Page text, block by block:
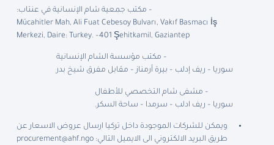
– مكتب جمعية شام الإنسانية في عنتاب:
Mücahitler Mah, Ali Fuat Cebesoy Bulvarı, Vakıf Basmacı İş
Merkezi, Daire: Turkey. –401 Şehitkamil, Gaziantep
– مكتب مؤسسة الشام الإنسانية
سوريا – ريف إدلب – بيرة أرمناز – مقابل مفرق شيخ بدر
– مشفى شام التخصصي للأطفال
سوريا – ريف ادلب – سرمدا – ساحة السكر.
ويمكن للشركات الموجودة داخل تركيا ارسال عروض الاسعار عن
طريق البريد الالكتروني الى الايميل التالي:procurement@ahf.ngo